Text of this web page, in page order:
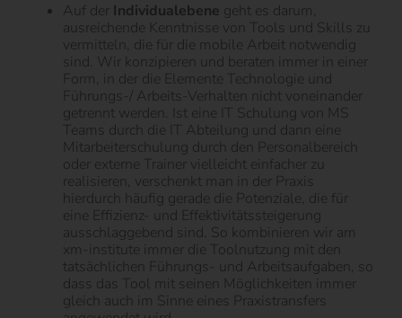
Auf der Individualebene geht es darum,
ausreichende Kenntnisse von Tools und Skills zu
vermitteln, die für die mobile Arbeit notwendig
sind. Wir konzipieren und beraten immer in einer
Form, in der die Elemente Technologie und
Führungs-/ Arbeits-Verhalten nicht voneinander
getrennt werden. Ist eine IT Schulung von MS
Teams durch die IT Abteilung und dann eine
Mitarbeiterschulung durch den Personalbereich
oder externe Trainer vielleicht einfacher zu
realisieren, verschenkt man in der Praxis
hierdurch häufig gerade die Potenziale, die für
eine Effizienz- und Effektivitätssteigerung
ausschlaggebend sind. So kombinieren wir am
xm-institute immer die Toolnutzung mit den
tatsächlichen Führungs- und Arbeitsaufgaben, so
dass das Tool mit seinen Möglichkeiten immer
gleich auch im Sinne eines Praxistransfers